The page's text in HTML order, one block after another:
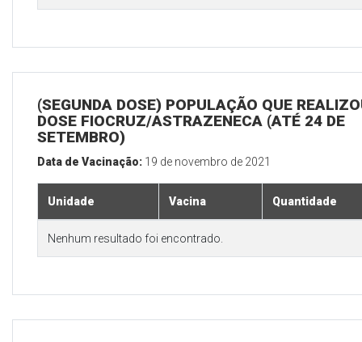
(SEGUNDA DOSE) POPULAÇÃO QUE
DOSE FIOCRUZ/ASTRAZENECA (ATÉ 24 DE
SETEMBRO)
Data de Vacinação: 19 de novembro de 2021
Unidade Vacina Quantidade
Nenhum resultado foi encontrado.